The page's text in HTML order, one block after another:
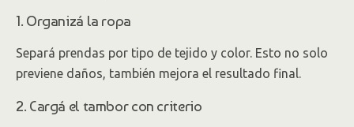
1. Organizá la ropa
Separá prendas por tipo de tejido y color. Esto no solo
previene daños, también mejora el resultado final.
2. Cargá el tambor con criterio